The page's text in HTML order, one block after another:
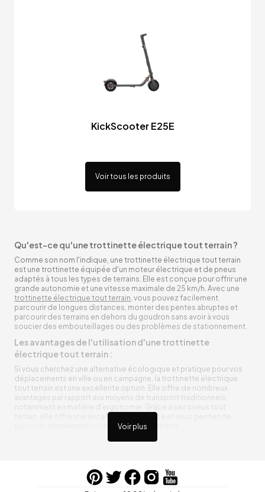
KickScooter E25E
Voir tous les produits
Voir plus
Qu'est-ce qu'une trottinette électrique tout terrain ?
Comme son nom l'indique, une trottinette électrique tout terrain
est une trottinette équipée d'un moteur électrique et de pneus
adaptés à tous les types de terrains. Elle est conçue pour offrir une
grande autonomie et une vitesse maximale de 25 km/h. Avec une
trottinette électrique tout terrain, vous pouvez facilement
parcourir de longues distances, monter des pentes abruptes et
parcourir des terrains en dehors du goudron sans avoir à vous
soucier des embouteillages ou des problèmes de stationnement.
Les avantages de l'utilisation d'une trottinette
électrique tout terrain :
Si vous cherchez une alternative écologique et pratique pour vos
déplacements en ville ou en campagne, la trottinette électrique
tout terrain est une excellente option. Elle offre de nombreux
avantages par rapport aux moyens de transport traditionnels,
notamment en matière d'ergonomie. Grâce à ses pneus tout
terrain, elle offre une excellente adhérence et vous permet de
parcourir simplement toutes sortes de terrains.
Trottinette électrique tout terrain ergonomique
entre vos trajets, vous n’aurez pas à vous soucier de l’état de sa
batterie. De plus, elle est équipée de pneus résistants qui peuvent